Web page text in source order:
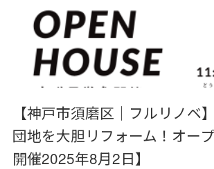
【神戸市須磨区｜フルリノベ
団地を大胆リフォーム！オー
開催2025年8月2日】